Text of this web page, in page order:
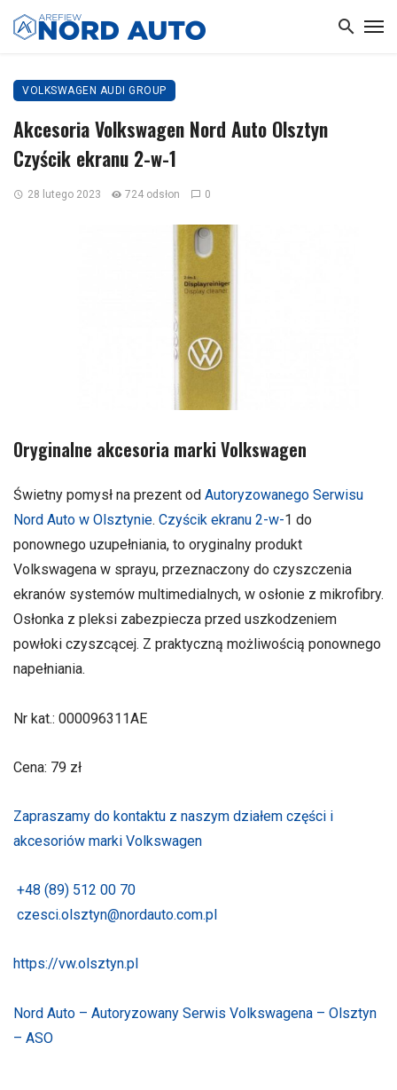
VOLKSWAGEN AUDI GROUP
Akcesoria Volkswagen Nord Auto Olsztyn
Czyścik ekranu 2-w-1
28 lutego 2023 724 odsłon 0
Oryginalne akcesoria marki Volkswagen
Świetny pomysł na prezent od Autoryzowanego Serwisu
Nord Auto w Olsztynie. Czyścik ekranu 2-w-1 do
ponownego uzupełniania, to oryginalny produkt
Volkswagena w sprayu, przeznaczony do czyszczenia
ekranów systemów multimedialnych, w osłonie z mikrofibry.
Osłonka z pleksi zabezpiecza przed uszkodzeniem
powłoki czyszcącej. Z praktyczną możliwością ponownego
napełniania.
Nr kat.: 000096311AE
Cena: 79 zł
Zapraszamy do kontaktu z naszym działem części i
akcesoriów marki Volkswagen
+48 (89) 512 00 70
czesci.olsztyn@nordauto.com.pl
https://vw.olsztyn.pl
Nord Auto – Autoryzowany Serwis Volkswagena – Olsztyn
– ASO